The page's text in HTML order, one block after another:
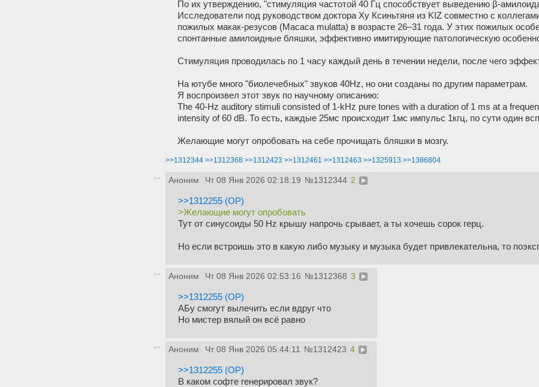
По их утверждению, "стимуляция частотой 40 Гц способствует выведению β-
Исследователи под руководством доктора Ху Ксиньтяня из KIZ совместно с
пожилых макак-резусов (Macaca mulatta) в возрасте 26–31 года. У этих пожилых
спонтанные амилоидные бляшки, эффективно имитирующие патологическую
Стимуляция проводилась по 1 часу каждый день в течении недели, после чего
На ютубе много "биолечебных" звуков 40Hz, но они созданы по другим параметрам.
Я воспроизвел этот звук по научному описанию:
The 40-Hz auditory stimuli consisted of 1-kHz pure tones with a duration of 1 ms at a
intensity of 60 dB. То есть, каждые 25мс происходит 1мс импульс 1кгц, по сути один
Желающие могут опробовать на себе прочищать бляшки в мозгу.
>>1312344 >>1312368 >>1312423 >>1312461 >>1312463 >>1325913 >>1386804
Аноним Чт 08 Янв 2026 02:18:19 №1312344 2
>>1312255 (OP)
>Желающие могут опробовать
Тут от синусоиды 50 Hz крышу напрочь срывает, а ты хочешь сорок герц.
Но если встроишь это в какую либо музыку и музыка будет привлекательна, то
Аноним Чт 08 Янв 2026 02:53:16 №1312368 3
>>1312255 (OP)
АБу смогут вылечить если вдруг что
Но мистер вялый он всё равно
Аноним Чт 08 Янв 2026 05:44:11 №1312423 4
>>1312255 (OP)
В каком софте генерировал звук?